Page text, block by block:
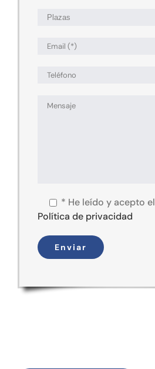
* He leído y acepto el
Política de privacidad